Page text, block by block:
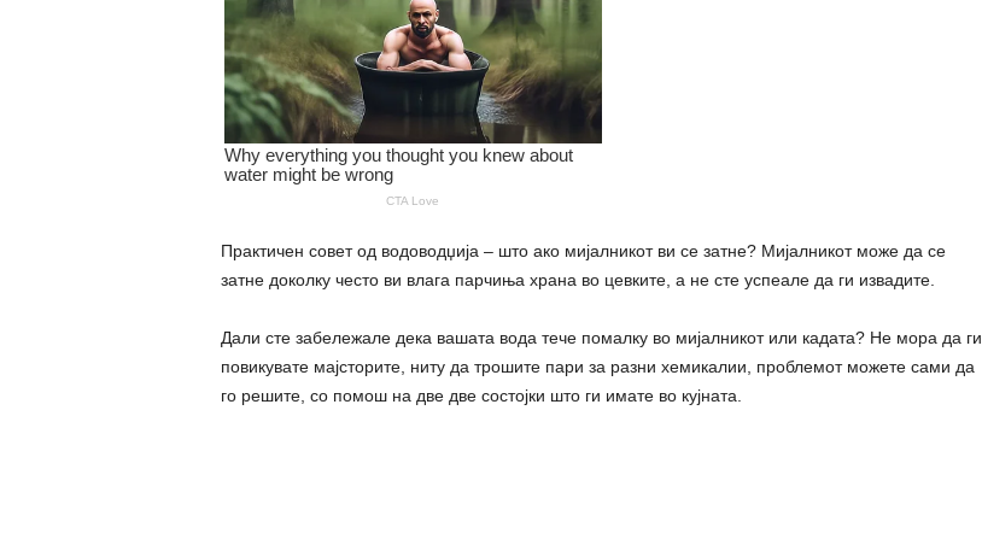
Практичен совет од водоводџија – што ако мијалникот ви се затне? Мијалникот може да се
затне доколку често ви влага парчиња храна во цевките, а не сте успеале да ги извадите.
Дали сте забележале дека вашата вода тече помалку во мијалникот или кадата? Не мора да ги
повикувате мајсторите, ниту да трошите пари за разни хемикалии, проблемот можете сами да
го решите, со помош на две две состојки што ги имате во кујната.